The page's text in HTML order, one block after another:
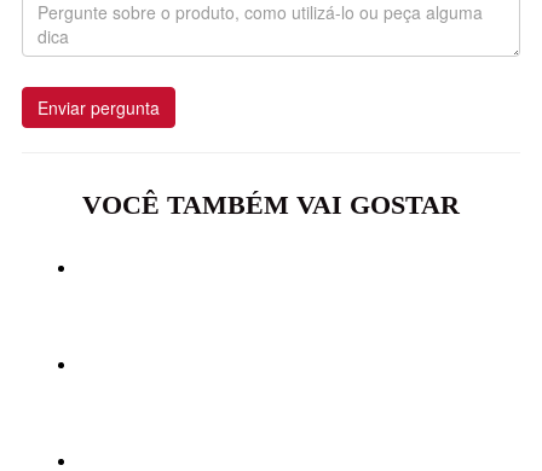
Enviar pergunta
VOCÊ TAMBÉM VAI GOSTAR